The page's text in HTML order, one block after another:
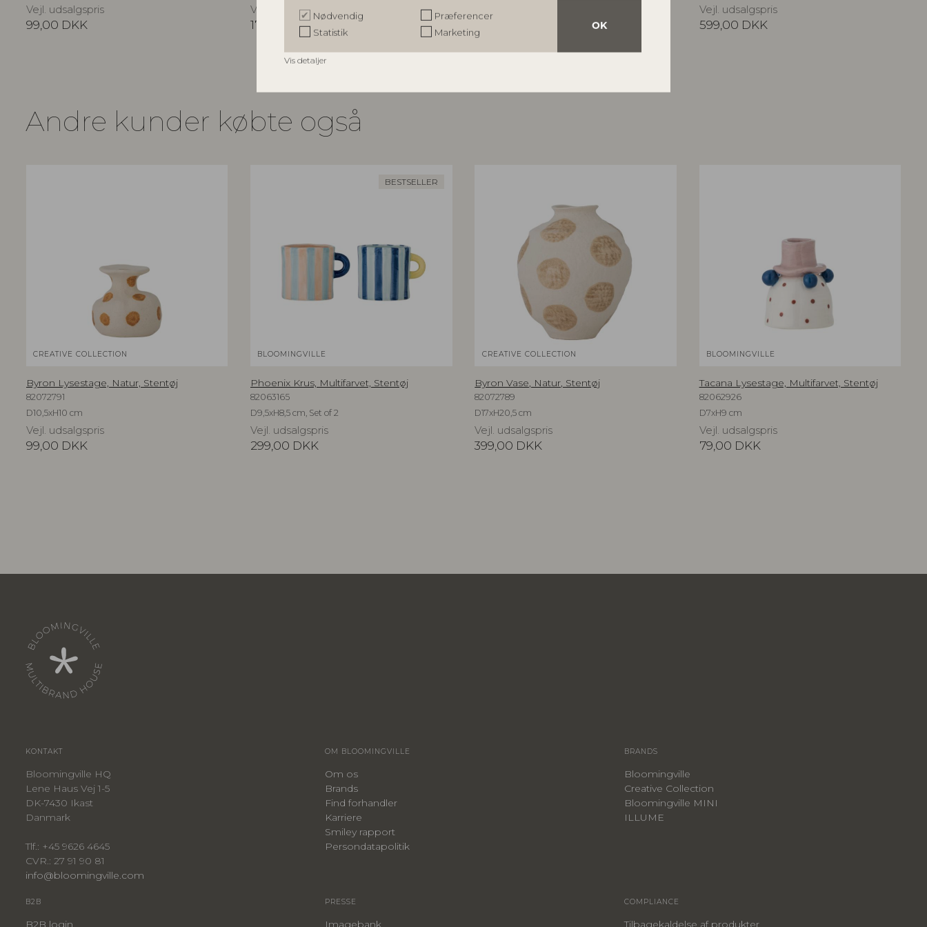
OK
Nødvendig
Præferencer
Statistik
Marketing
Vis detaljer
Vejl. udsalgspris
99,00 DKK
Vejl. udsalgspris
179,00 DKK
Vejl. udsalgspris
599,00 DKK
Andre kunder købte også
CREATIVE COLLECTION
Byron Lysestage, Natur, Stentøj
82072791
D10,5xH10 cm
Vejl. udsalgspris
99,00 DKK
BESTSELLER
BLOOMINGVILLE
Phoenix Krus, Multifarvet, Stentøj
82063165
D9,5xH8,5 cm, Set of 2
Vejl. udsalgspris
299,00 DKK
CREATIVE COLLECTION
Byron Vase, Natur, Stentøj
82072789
D17xH20,5 cm
Vejl. udsalgspris
399,00 DKK
BLOOMINGVILLE
Tacana Lysestage, Multifarvet, Stentøj
82062926
D7xH9 cm
Vejl. udsalgspris
79,00 DKK
KONTAKT
Bloomingville HQ
Lene Haus Vej 1-5
DK-7430 Ikast
Danmark
Tlf.: +45 9626 4645
CVR.: 27 91 90 81
info@bloomingville.com
OM BLOOMINGVILLE
Om os
Brands
Find forhandler
Karriere
Smiley rapport
Persondatapolitik
BRANDS
Bloomingville
Creative Collection
Bloomingville MINI
ILLUME
B2B
B2B login
PRESSE
Imagebank
COMPLIANCE
Tilbagekaldelse af produkter